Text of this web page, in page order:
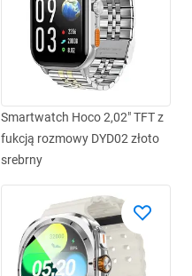
Smartwatch Hoco 2,02" TFT z
fukcją rozmowy DYD02 złoto
srebrny